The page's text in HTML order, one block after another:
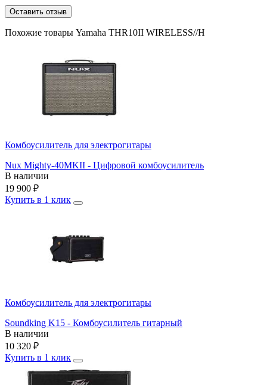
Оставить отзыв
Похожие товары Yamaha THR10II WIRELESS//H
Комбоусилитель для электрогитары
Nux Mighty-40MKII - Цифровой комбоусилитель
В наличии
19 900 ₽
Купить в 1 клик
Комбоусилитель для электрогитары
Soundking K15 - Комбоусилитель гитарный
В наличии
10 320 ₽
Купить в 1 клик